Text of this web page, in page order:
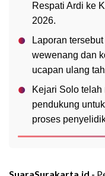
Respati Ardi ke
2026.
Laporan
wewenang dan
ucapan ulang
Kejari Solo telah
pendukung
proses